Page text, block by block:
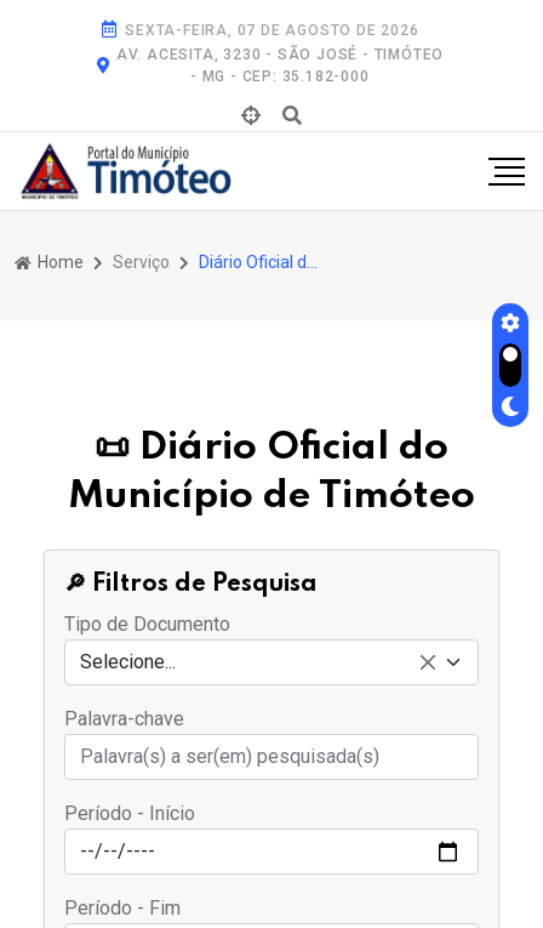
SEXTA-FEIRA, 07 DE AGOSTO DE 2026
AV. ACESITA, 3230 - SÃO JOSÉ - TIMÓTEO
- MG - CEP: 35.182-000
Home Serviço
📜 Diário Oficial do
Município de Timóteo
🔎 Filtros de Pesquisa
Tipo de Documento
Selecione...
Palavra-chave
Período - Início
Período - Fim